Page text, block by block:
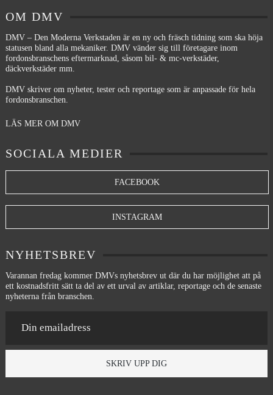
OM DMV
DMV – Den Moderna Verkstaden är en ny och fräsch tidning som ska höja
statusen bland alla mekaniker. DMV vänder sig till företagare inom
fordonsbranschens eftermarknad, såsom bil- & mc-verkstäder,
däckverkstäder mm.
DMV skriver om nyheter, tester och reportage som är anpassade för hela
fordonsbranschen.
LÄS MER OM DMV
SOCIALA MEDIER
FACEBOOK
INSTAGRAM
NYHETSBREV
Varannan fredag kommer DMVs nyhetsbrev ut där du har möjlighet att på
ett kostnadsfritt sätt ta del av ett urval av artiklar, reportage och de senaste
nyheterna från branschen.
SKRIV UPP DIG